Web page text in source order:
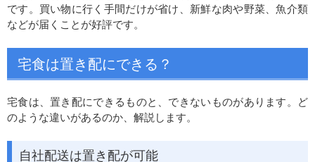
です。買い物に行く手間だけが省け、新鮮な肉や野菜、魚介類
などが届くことが好評です。
宅食は置き配にできる？
宅食は、置き配にできるものと、できないものがあります。ど
のような違いがあるのか、解説します。
自社配送は置き配が可能